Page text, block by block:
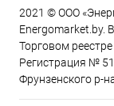
2021 © ООО
Energomarket.by.
Торговом
Регистрация №
Фрунзенского р-